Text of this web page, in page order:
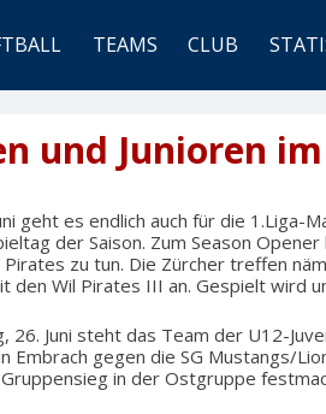
TEAMS CLUB
und Junioren
geht es endlich auch für die
der Saison. Zum Season
zu tun. Die Zürcher treffen
den Wil Pirates III an. Gespielt wird
26. Juni steht das Team der U12-
Embrach gegen die SG Mustangs/
in der Ostgruppe